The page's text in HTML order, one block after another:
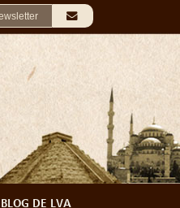
DE LVA